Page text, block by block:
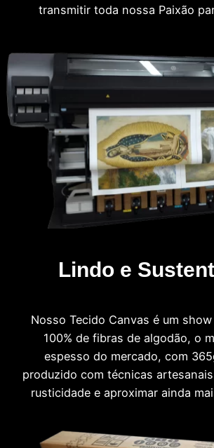
transmitir toda nossa Paixão
Lindo e
Nosso Tecido Canvas é um
100% de fibras de algodão, o
espesso do mercado, com
produzido com técnicas
rusticidade e aproximar ainda